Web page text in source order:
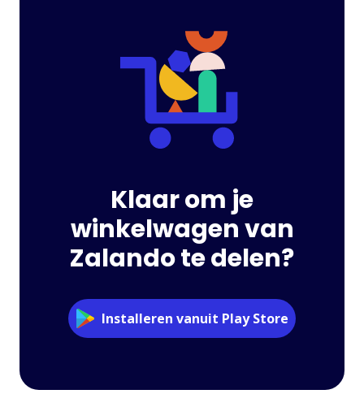
Klaar om je
winkelwagen van
Zalando te delen?
Installeren vanuit Play Store